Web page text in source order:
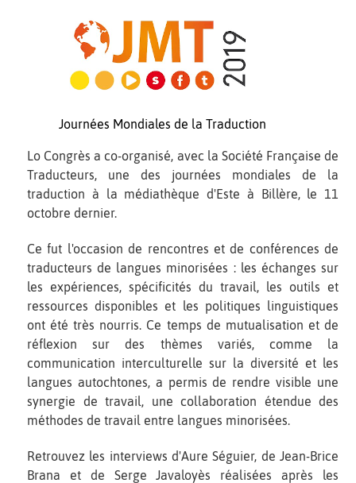
Journées Mondiales de la Traduction
Lo Congrès a co-organisé, avec la Société Française de
Traducteurs, une des journées mondiales de la
traduction à la médiathèque d'Este à Billère, le 11
octobre dernier.
Ce fut l'occasion de rencontres et de conférences de
traducteurs de langues minorisées : les échanges sur
les expériences, spécificités du travail, les outils et
ressources disponibles et les politiques linguistiques
ont été très nourris. Ce temps de mutualisation et de
réflexion sur des thèmes variés, comme la
communication interculturelle sur la diversité et les
langues autochtones, a permis de rendre visible une
synergie de travail, une collaboration étendue des
méthodes de travail entre langues minorisées.
Retrouvez les interviews d'Aure Séguier, de Jean-Brice
Brana et de Serge Javaloyès réalisées après les